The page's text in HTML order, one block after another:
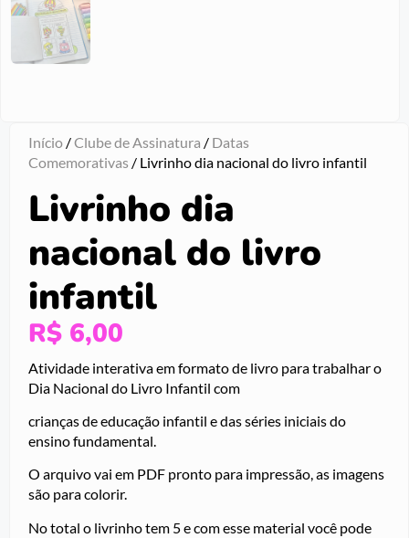
Início /Clube de Assinatura / Datas
Comemorativas / Livrinho dia nacional do livro infantil
Livrinho dia
nacional do livro
infantil
R$ 6,00
Atividade interativa em formato de livro para trabalhar o
Dia Nacional do Livro Infantil com
crianças de educação infantil e das séries iniciais do
ensino fundamental.
O arquivo vai em PDF pronto para impressão, as imagens
são para colorir.
No total o livrinho tem 5 e com esse material você pode